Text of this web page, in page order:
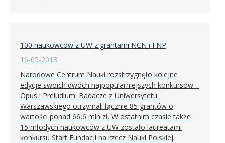
100 naukowców z UW z grantami NCN i FNP
16-05-2018
Narodowe Centrum Nauki rozstrzygnęło kolejne
edycje swoich dwóch najpopularniejszych konkursów –
Opus i Preludium. Badacze z Uniwersytetu
Warszawskiego otrzymali łącznie 85 grantów o
wartości ponad 66,6 mln zł. W ostatnim czasie także
15 młodych naukowców z UW zostało laureatami
konkursu Start Fundacji na rzecz Nauki Polskiej.